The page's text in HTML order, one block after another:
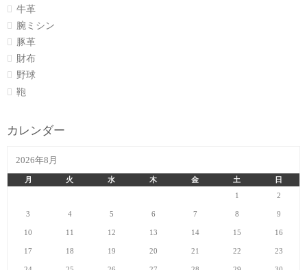
牛革
腕ミシン
豚革
財布
野球
鞄
カレンダー
2026年8月
月 火 水 木 金 土
日
1
2
3 4 5 6 7 8 9
10 11 12 13 14 15 16
17 18 19 20 21 22 23